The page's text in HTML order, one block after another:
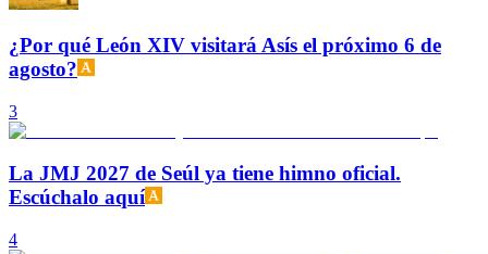
¿Por qué León XIV visitará Asís el próximo 6 de
agosto?
3
La JMJ 2027 de Seúl ya tiene himno oficial.
Escúchalo aquí
4